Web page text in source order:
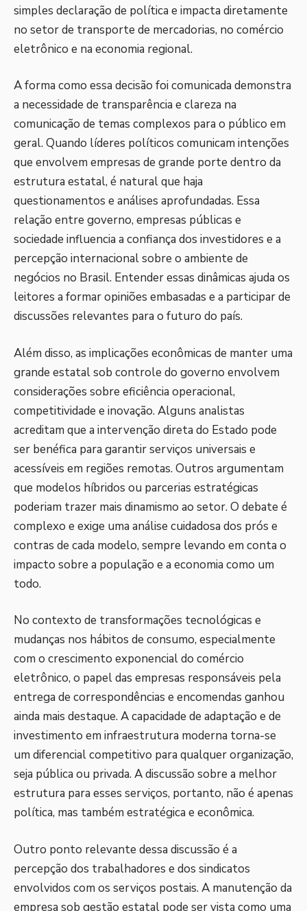
simples declaração de política e impacta diretamente
no setor de transporte de mercadorias, no comércio
eletrônico e na economia regional.
A forma como essa decisão foi comunicada demonstra
a necessidade de transparência e clareza na
comunicação de temas complexos para o público em
geral. Quando líderes políticos comunicam intenções
que envolvem empresas de grande porte dentro da
estrutura estatal, é natural que haja
questionamentos e análises aprofundadas. Essa
relação entre governo, empresas públicas e
sociedade influencia a confiança dos investidores e a
percepção internacional sobre o ambiente de
negócios no Brasil. Entender essas dinâmicas ajuda os
leitores a formar opiniões embasadas e a participar de
discussões relevantes para o futuro do país.
Além disso, as implicações econômicas de manter uma
grande estatal sob controle do governo envolvem
considerações sobre eficiência operacional,
competitividade e inovação. Alguns analistas
acreditam que a intervenção direta do Estado pode
ser benéfica para garantir serviços universais e
acessíveis em regiões remotas. Outros argumentam
que modelos híbridos ou parcerias estratégicas
poderiam trazer mais dinamismo ao setor. O debate é
complexo e exige uma análise cuidadosa dos prós e
contras de cada modelo, sempre levando em conta o
impacto sobre a população e a economia como um
todo.
No contexto de transformações tecnológicas e
mudanças nos hábitos de consumo, especialmente
com o crescimento exponencial do comércio
eletrônico, o papel das empresas responsáveis pela
entrega de correspondências e encomendas ganhou
ainda mais destaque. A capacidade de adaptação e de
investimento em infraestrutura moderna torna-se
um diferencial competitivo para qualquer organização,
seja pública ou privada. A discussão sobre a melhor
estrutura para esses serviços, portanto, não é apenas
política, mas também estratégica e econômica.
Outro ponto relevante dessa discussão é a
percepção dos trabalhadores e dos sindicatos
envolvidos com os serviços postais. A manutenção da
empresa sob gestão estatal pode ser vista como uma